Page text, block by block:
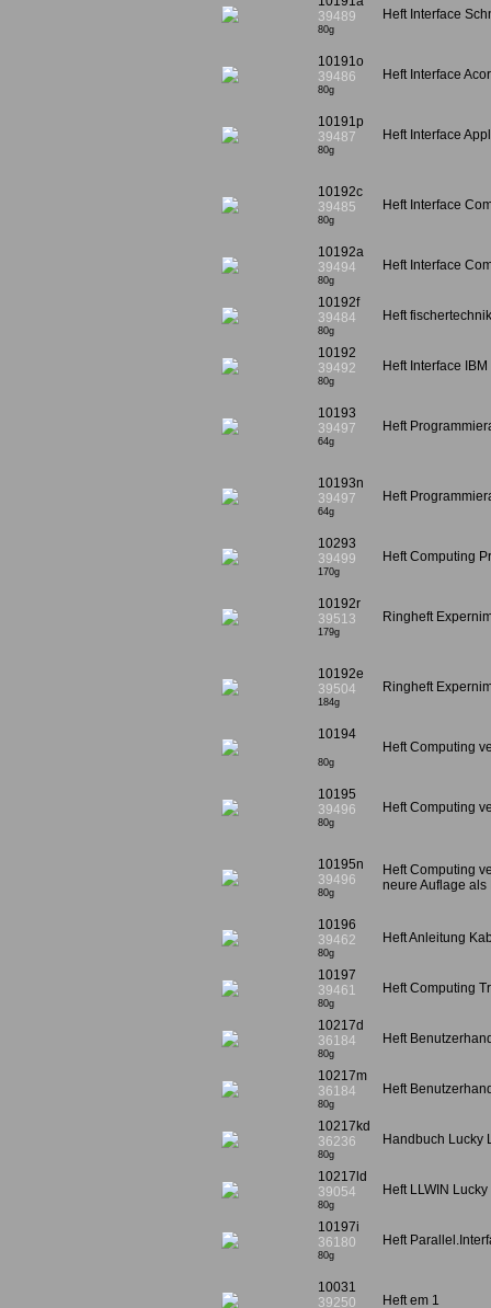
39489
80g
Heft Interface
10191o
39486
80g
Heft Interface
10191p
39487
80g
Heft Interface
10192c
39485
80g
Heft Interface
10192a
39494
80g
Heft Interface
10192f
39484
80g
Heft
10192
39492
80g
Heft Interface
10193
39497
64g
Heft
10193n
39497
64g
Heft
10293
39499
170g
Heft Computing
10192r
39513
179g
Ringheft
10192e
39504
184g
Ringheft
10194
80g
Heft Computing
10195
39496
80g
Heft Computing
10195n
39496
80g
Heft Computing
neure Auflage als
10196
39462
80g
Heft Anleitung
10197
39461
80g
Heft Computing
10217d
36184
80g
Heft
10217m
36184
80g
Heft
10217kd
36236
80g
Handbuch Lucky
10217ld
39054
80g
Heft LLWIN
10197i
36180
80g
Heft
10031
39250
Heft em 1